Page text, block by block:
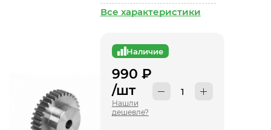
Все характеристики
Наличие
990 ₽
/шт
Нашли
дешевле?